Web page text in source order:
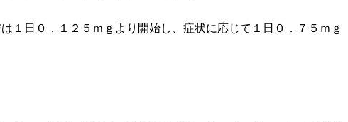
１日０．１２５ｍｇより開始し、症状に応じて１日０．７５ｍｇ